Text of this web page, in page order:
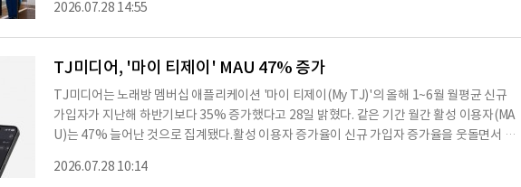
식 키자니아 코리아 대표이사, 키자니아 의회 의원 등이 참석했다. TEL 드림랩은 실제 반도체
연구소를 모티브로 조성됐다. 참가 어린이는 방진복을 착용하고 에어샤워를 거쳐 클린룸에 입
뤄
2026.07.28 14:55
TJ미디어, '마이 티제이' MAU 47% 증가
TJ미디어는 노래방 멤버십 애플리케이션 '마이 티제이(My TJ)'의 올해 1~6월 월평균 신규
가입자가 지난해 하반기보다 35% 증가했다고 28일 밝혔다. 같은 기간 월간 활성 이용자(MA
U)는 47% 늘어난 것으로 집계됐다.활성 이용자 증가율이 신규 가입자 증가율을 웃돌면서 앱
리 준비하거나 이용 기록을 관리하는 소비자가 증가하면서 개인화 기능 활용도도 함께 높아졌
2026.07.28 10:14